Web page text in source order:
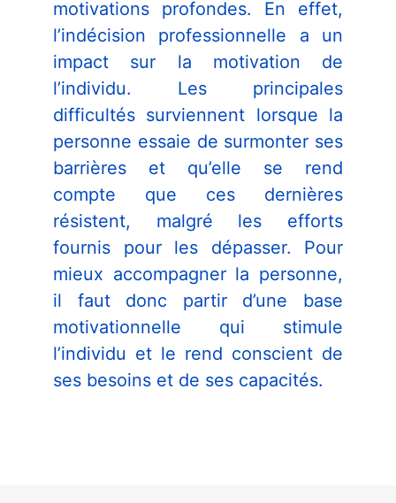
motivations profondes. En effet,
l’indécision professionnelle a un
impact sur la motivation de
l’individu. Les principales
difficultés surviennent lorsque la
personne essaie de surmonter ses
barrières et qu’elle se rend
compte que ces dernières
résistent, malgré les efforts
fournis pour les dépasser. Pour
mieux accompagner la personne,
il faut donc partir d’une base
motivationnelle qui stimule
l’individu et le rend conscient de
ses besoins et de ses capacités.
Nécessaire
Ces cookies ne
sont pas
facultatifs. Ils
nécessaires au
fonctionnement
du site Web.
Statistiques
Afin que nous
puissions
améliorer la
fonctionnalité
structure du
site Web, en
fonction de